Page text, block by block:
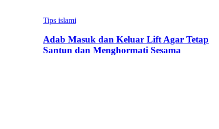
Tips islami
Adab Masuk dan Keluar Lift Agar Tetap
Santun dan Menghormati Sesama